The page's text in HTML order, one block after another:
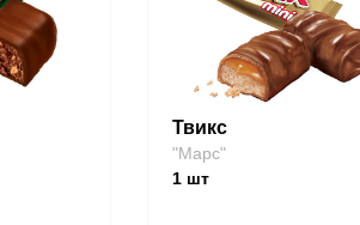
Твикс
"Марс"
1шт